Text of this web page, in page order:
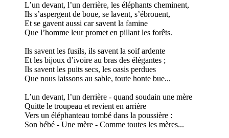
L’un devant, l’un derrière, les éléphants cheminent,
Ils s’aspergent de boue, se lavent, s’ébrouent,
Et se gavent aussi car savent la famine
Que l’homme leur promet en pillant les forêts.
Ils savent les fusils, ils savent la soif ardente
Et les bijoux d’ivoire au bras des élégantes ;
Ils savent les puits secs, les oasis perdues
Que nous laissons au sable, toute honte bue...
L’un devant, l’un derrière - quand soudain une mère
Quitte le troupeau et revient en arrière
Vers un éléphanteau tombé dans la poussière :
Son bébé - Une mère - Comme toutes les mères...